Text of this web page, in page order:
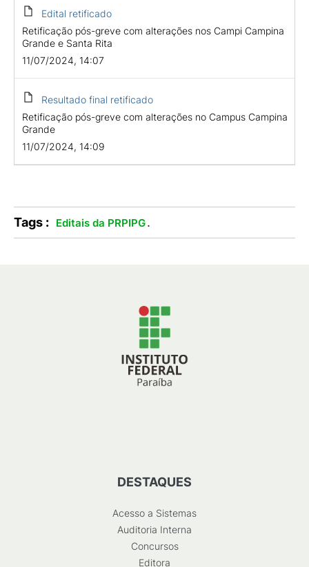
Edital retificado
Retificação pós-greve com alterações nos Campi Campina
Grande e Santa Rita
11/07/2024, 14:07
Resultado final retificado
Retificação pós-greve com alterações no Campus Campina
Grande
11/07/2024, 14:09
Tags : Editais da PRPIPG.
DESTAQUES
Acesso a Sistemas
Auditoria Interna
Concursos
Editora